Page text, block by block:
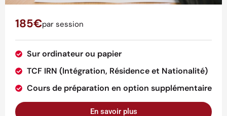
185€par session
Sur ordinateur ou papier
TCF IRN (Intégration, Résidence et Nationalité)
Cours de préparation en option supplémentaire
En savoir plus